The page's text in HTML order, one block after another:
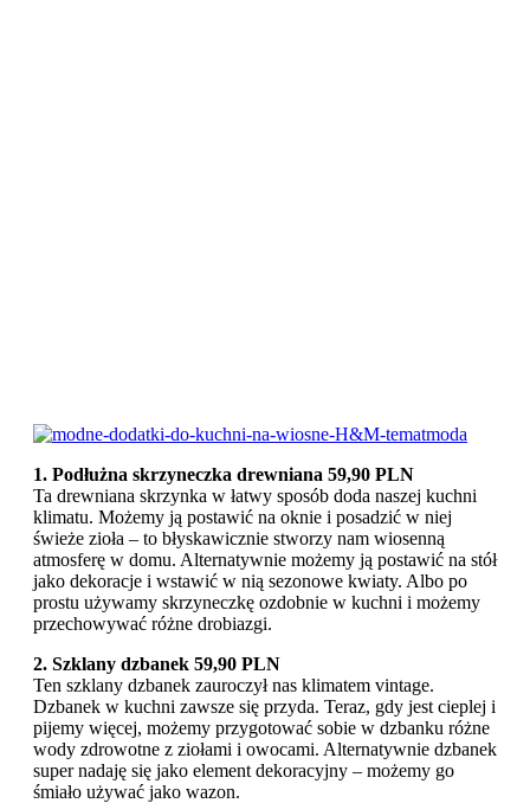
1. Podłużna skrzyneczka drewniana 59,90 PLN
Ta drewniana skrzynka w łatwy sposób doda naszej kuchni
klimatu. Możemy ją postawić na oknie i posadzić w niej
świeże zioła – to błyskawicznie stworzy nam wiosenną
atmosferę w domu. Alternatywnie możemy ją postawić na stół
jako dekoracje i wstawić w nią sezonowe kwiaty. Albo po
prostu używamy skrzyneczkę ozdobnie w kuchni i możemy
przechowywać różne drobiazgi.
2. Szklany dzbanek 59,90 PLN
Ten szklany dzbanek zauroczył nas klimatem vintage.
Dzbanek w kuchni zawsze się przyda. Teraz, gdy jest cieplej i
pijemy więcej, możemy przygotować sobie w dzbanku różne
wody zdrowotne z ziołami i owocami. Alternatywnie dzbanek
super nadaję się jako element dekoracyjny – możemy go
śmiało używać jako wazon.